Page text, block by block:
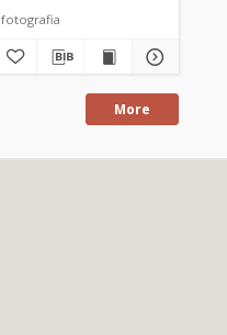
fotografia
More